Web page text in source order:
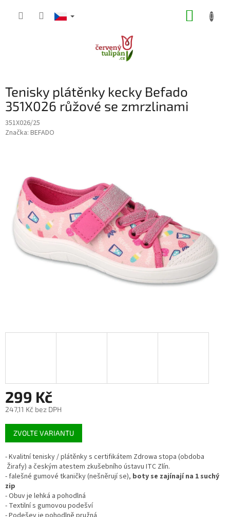
Tenisky plátěnky kecky Befado
351X026 růžové se zmrzlinami
351X026/25
Značka: BEFADO
299 Kč
247,11 Kč bez DPH
Měrná
cena:
ZVOLTE VARIANTU
- Kvalitní tenisky / plátěnky s certifikátem Zdrowa stopa (obdoba
Žirafy) a českým atestem zkušebního ústavu ITC Zlín.
- falešné gumové tkaničky (nešněrují se), boty se zajínají na 1 suchý
zip
- Obuv je lehká a pohodlná
- Textilní s gumovou podešví